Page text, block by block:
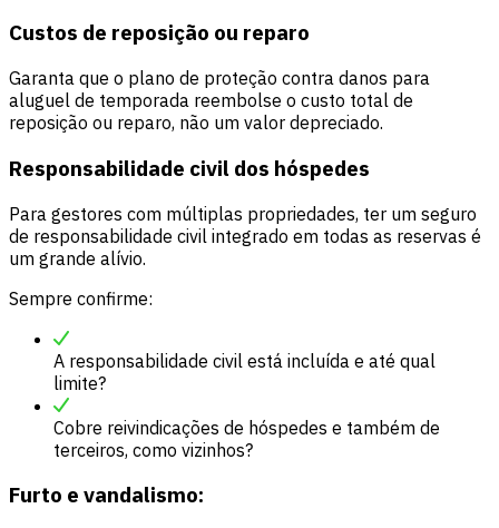
Custos de reposição ou reparo
Garanta que o plano de proteção contra danos para
aluguel de temporada reembolse o custo total de
reposição ou reparo, não um valor depreciado.
Responsabilidade civil dos hóspedes
Para gestores com múltiplas propriedades, ter um seguro
de responsabilidade civil integrado em todas as reservas é
um grande alívio.
Sempre confirme:
A responsabilidade civil está incluída e até qual
limite?
Cobre reivindicações de hóspedes e também de
terceiros, como vizinhos?
Furto e vandalismo: